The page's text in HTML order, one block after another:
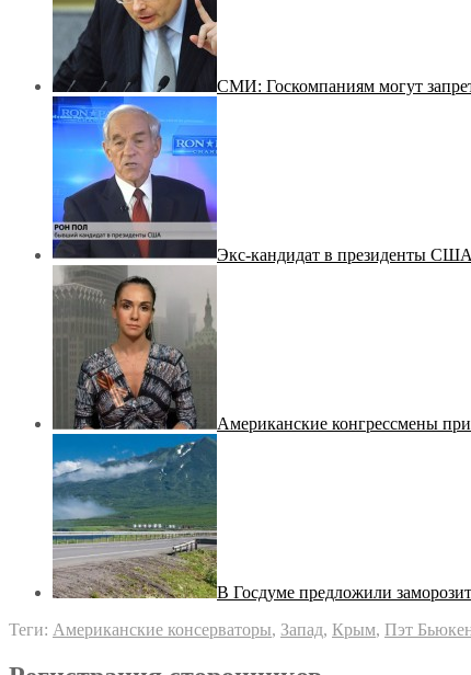
СМИ: Госкомпаниям могут
Экс-кандидат в президенты
Американские конгрессмены
В Госдуме предложили
Теги: Американские консерваторы, Запад, Крым, Пэт